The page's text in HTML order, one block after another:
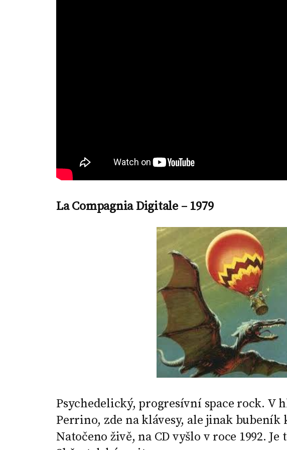
La Compagnia Digitale – 1979
Psychedelický, progresívní space rock. V
Perrino, zde na klávesy, ale jinak bubeník
Natočeno živě, na CD vyšlo v roce 1992.